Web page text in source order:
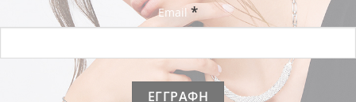
Email *